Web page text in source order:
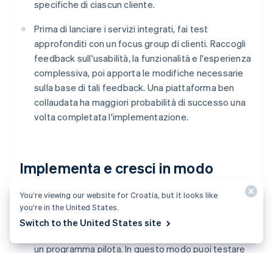
specifiche di ciascun cliente.
Prima di lanciare i servizi integrati, fai test
approfonditi con un focus group di clienti. Raccogli
feedback sull'usabilità, la funzionalità e l'esperienza
complessiva, poi apporta le modifiche necessarie
sulla base di tali feedback. Una piattaforma ben
collaudata ha maggiori probabilità di successo una
volta completata l'implementazione.
Implementa e cresci in modo
graduale
Anziché implementare i servizi integrati tutti in una
un programma pilota. In questo modo puoi testare
You’re viewing our website for Croatia, but it looks like
you’re in the United States.
Switch to the United States site